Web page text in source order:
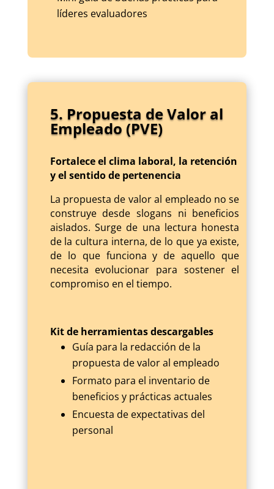
líderes evaluadores
5. Propuesta de Valor al
Empleado (PVE)
Fortalece el clima laboral, la retención
y el sentido de pertenencia
La propuesta de valor al empleado no se
construye desde slogans ni beneficios
aislados. Surge de una lectura honesta
de la cultura interna, de lo que ya existe,
de lo que funciona y de aquello que
necesita evolucionar para sostener el
compromiso en el tiempo.
Kit de herramientas descargables
Guía para la redacción de la
propuesta de valor al empleado
Formato para el inventario de
beneficios y prácticas actuales
Encuesta de expectativas del
personal